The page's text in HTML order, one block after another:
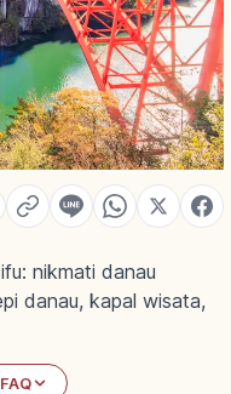
nikmati danau
danau, kapal wisata,
FAQ